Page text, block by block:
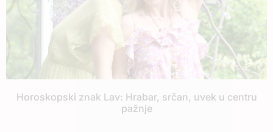
Horoskopski znak Lav: Hrabar, srčan, uvek u centru
pažnje